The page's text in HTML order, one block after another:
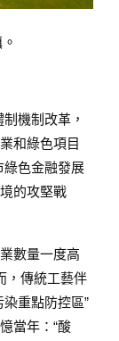
機制改革，
和綠色項目
綠色金融發展
的攻堅戰
數量一度高
，傳統工藝伴
重點防控區”
當年：“酸